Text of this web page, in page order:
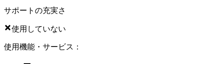
サポートの充実さ
使用していない
使用機能・サービス：